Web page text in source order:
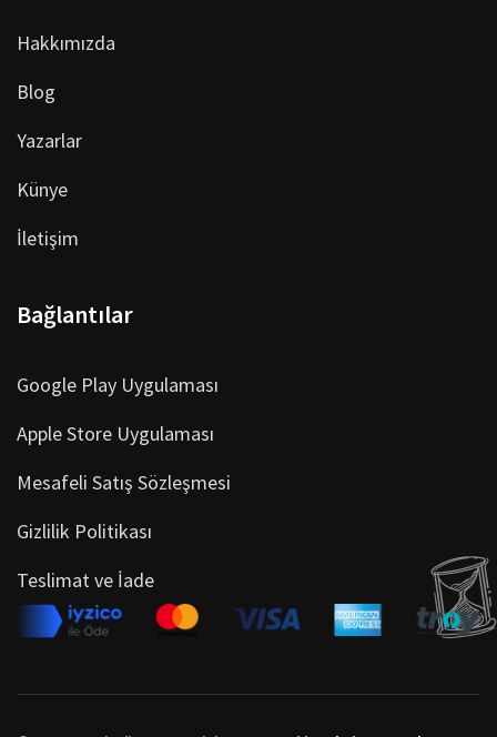
Hakkımızda
Blog
Yazarlar
Künye
İletişim
Bağlantılar
Google Play Uygulaması
Apple Store Uygulaması
Mesafeli Satış Sözleşmesi
Gizlilik Politikası
Teslimat ve İade